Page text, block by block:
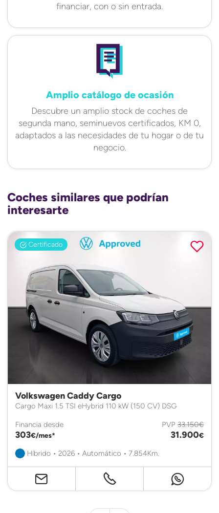
financiar, con o sin entrada.
Amplio catálogo de ocasión
Descubre un amplio stock de coches de
segunda mano, seminuevos certificados, KM 0,
adaptados a las necesidades de tu hogar o de tu
negocio.
Coches similares que podrían
interesarte
Certificado
Volkswagen Caddy Cargo
Cargo Maxi 1.5 TSI eHybrid 110 kW (150 CV) DSG
Financia desde
303€/mes*
PVP 33.150€
31.900€
Híbrido • 2026 • Automático • 7.854Km.